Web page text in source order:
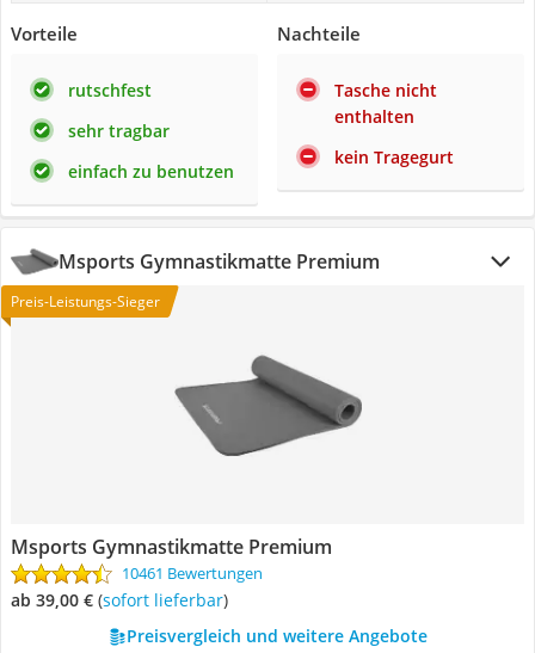
Vorteile
rutschfest
sehr tragbar
einfach zu benutzen
Nachteile
Tasche nicht
enthalten
kein Tragegurt
Msports Gymnastikmatte Premium
Preis-Leistungs-Sieger
Msports Gymnastikmatte Premium
10461 Bewertungen
ab 39,00 € ( Sofort lieferbar)
Preisvergleich und weitere Angebote